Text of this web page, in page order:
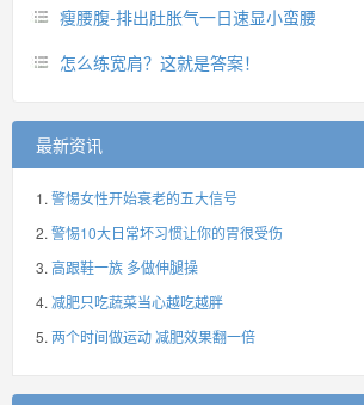
瘦腰腹-排出肚胀气一日速显小蛮腰
怎么练宽肩？这就是答案！
最新资讯
警惕女性开始衰老的五大信号
警惕10大日常坏习惯让你的胃很受伤
高跟鞋一族 多做伸腿操
减肥只吃蔬菜当心越吃越胖
两个时间做运动 减肥效果翻一倍